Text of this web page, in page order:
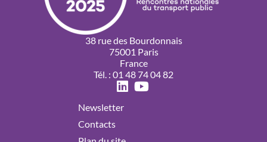
38 rue des Bourdonnais
75001 Paris
France
Tél. : 01 48 74 04 82
Newsletter
Contacts